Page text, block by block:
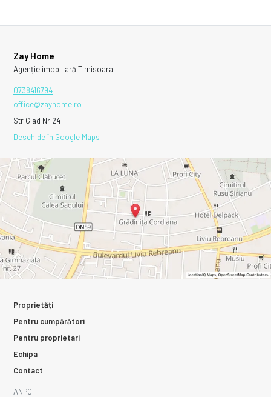
Zay Home
Agenție imobiliară Timisoara
0738416794
office@zayhome.ro
Str Glad Nr 24
Deschide în Google Maps
Proprietăți
Pentru cumpărători
Pentru proprietari
Echipa
Contact
ANPC